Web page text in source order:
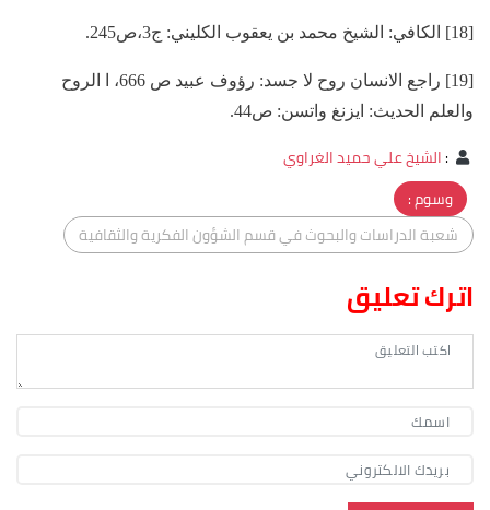
[18] الكافي: الشيخ محمد بن يعقوب الكليني: ج3،ص245.
[19] راجع الانسان روح لا جسد: رؤوف عبيد ص 666، ا الروح
والعلم الحديث: ايزنغ واتسن: ص44.
:الشيخ علي حميد الغراوي
وسوم :
شعبة الدراسات والبحوث في قسم الشؤون الفكرية والثقافية
اترك تعليق